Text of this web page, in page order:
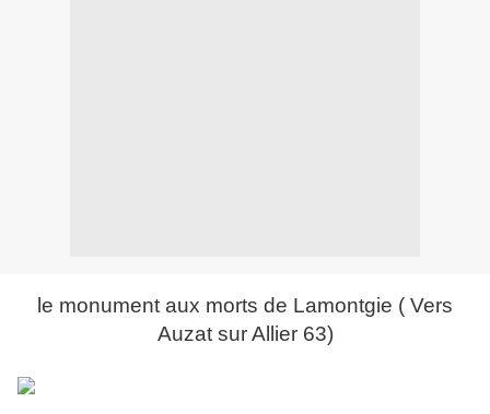
le monument aux morts de Lamontgie ( Vers
Auzat sur Allier 63)